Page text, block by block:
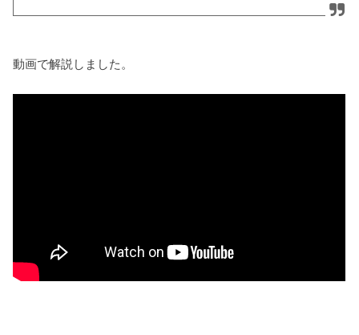
動画で解説しました。